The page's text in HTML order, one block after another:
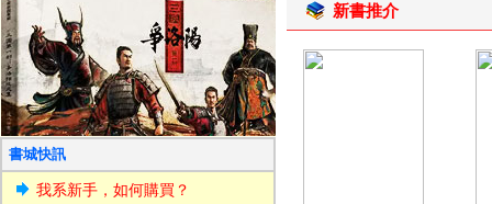
書城快訊
我系新手，如何購買？
新書推介